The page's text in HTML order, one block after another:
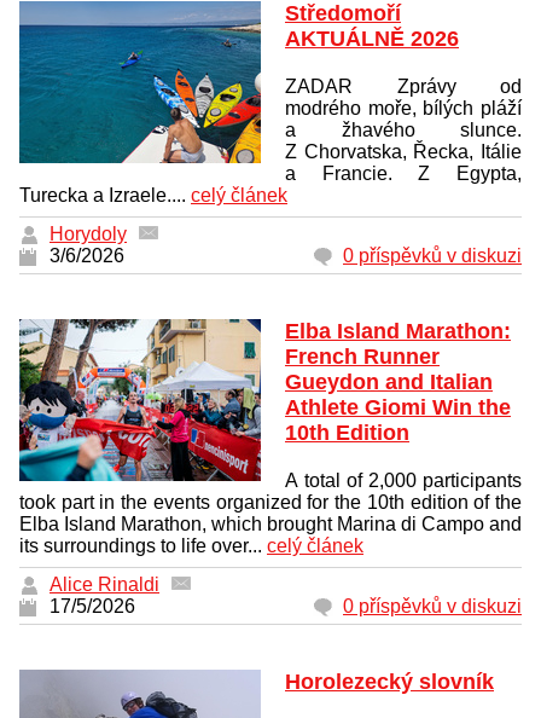
Středomoří
AKTUÁLNĚ 2026
ZADAR Zprávy od
modrého moře, bílých pláží
a žhavého slunce.
Z Chorvatska, Řecka, Itálie
a Francie. Z Egypta,
Turecka a Izraele.... celý článek
Horydoly
3/6/2026
0 příspěvků v diskuzi
Elba Island Marathon:
French Runner
Gueydon and Italian
Athlete Giomi Win the
10th Edition
A total of 2,000 participants
took part in the events organized for the 10th edition of the
Elba Island Marathon, which brought Marina di Campo and
its surroundings to life over... celý článek
Alice Rinaldi
17/5/2026
0 příspěvků v diskuzi
Horolezecký slovník